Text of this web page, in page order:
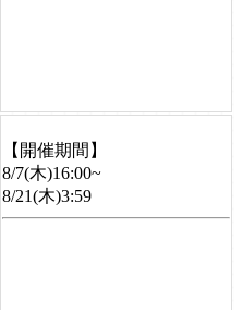
【開催期間】
8/7(木)16:00~
8/21(木)3:59